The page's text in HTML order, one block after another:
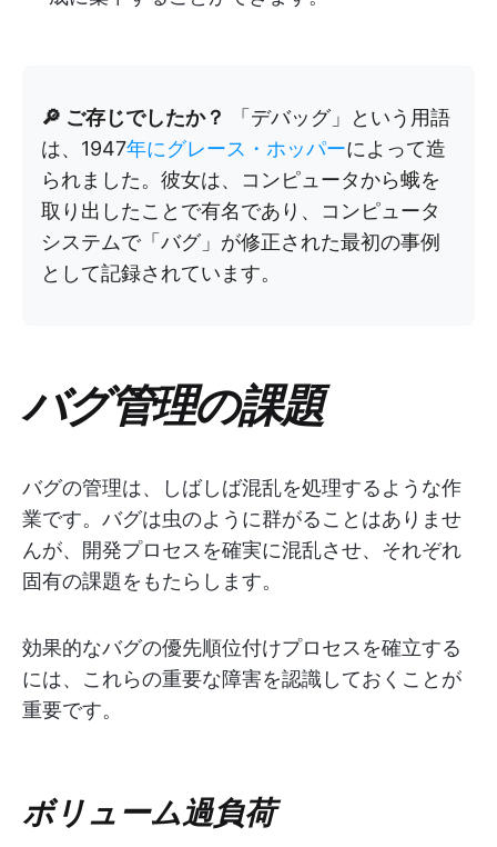
🔎 ご存じでしたか？
「デバッグ」という用語
は、1947年にグレース・ホッパーによって造
られました。彼女は、コンピュータから蛾を
取り出したことで有名であり、コンピュータ
システムで「バグ」が修正された最初の事例
として記録されています。
バグ管理の課題
バグの管理は、しばしば混乱を処理するような作
業です。バグは虫のように群がることはありませ
んが、開発プロセスを確実に混乱させ、それぞれ
固有の課題をもたらします。
効果的なバグの優先順位付けプロセスを確立する
には、これらの重要な障害を認識しておくことが
重要です。
ボリューム過負荷